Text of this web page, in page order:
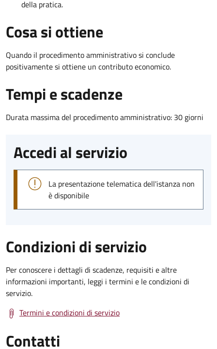
della pratica.
Cosa si ottiene
Quando il procedimento amministrativo si conclude
positivamente si ottiene un contributo economico.
Tempi e scadenze
Durata massima del procedimento amministrativo: 30 giorni
Accedi al servizio
La presentazione telematica dell'istanza non
è disponibile
Condizioni di servizio
Per conoscere i dettagli di scadenze, requisiti e altre
informazioni importanti, leggi i termini e le condizioni di
servizio.
Termini e condizioni di servizio
Contatti